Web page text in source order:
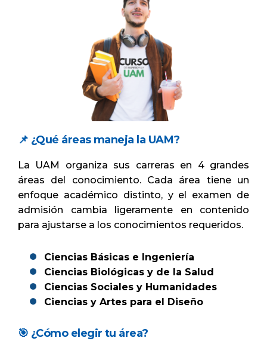
📌 ¿Qué áreas maneja la UAM?
La UAM organiza sus carreras en 4 grandes
áreas del conocimiento. Cada área tiene un
enfoque académico distinto, y el examen de
admisión cambia ligeramente en contenido
para ajustarse a los conocimientos requeridos.
Ciencias Básicas e Ingeniería
Ciencias Biológicas y de la Salud
Ciencias Sociales y Humanidades
Ciencias y Artes para el Diseño
🎯 ¿Cómo elegir tu área?